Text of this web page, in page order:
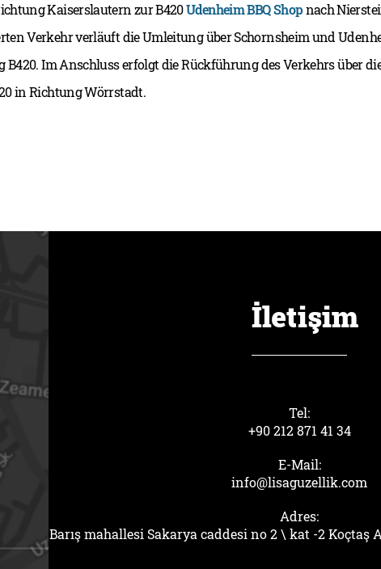
Kaiserslautern zur B420Udenheim BBQ Shopnach
Verkehr verläuft die Umleitung über Schornsheim und
B420. Im Anschluss erfolgt die Rückführung des Verkehrs über
in Richtung Wörrstadt.
İletişim
Tel:
+90 212 871 41 34
E-Mail:
info@lisaguzellik.com
Adres:
Barış mahallesi Sakarya caddesi no 2 \ kat -2 Koçtaş